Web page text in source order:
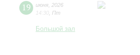
19 июня 2026
14:30 Пт
Большой зал